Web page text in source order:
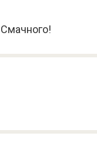
Смачного!